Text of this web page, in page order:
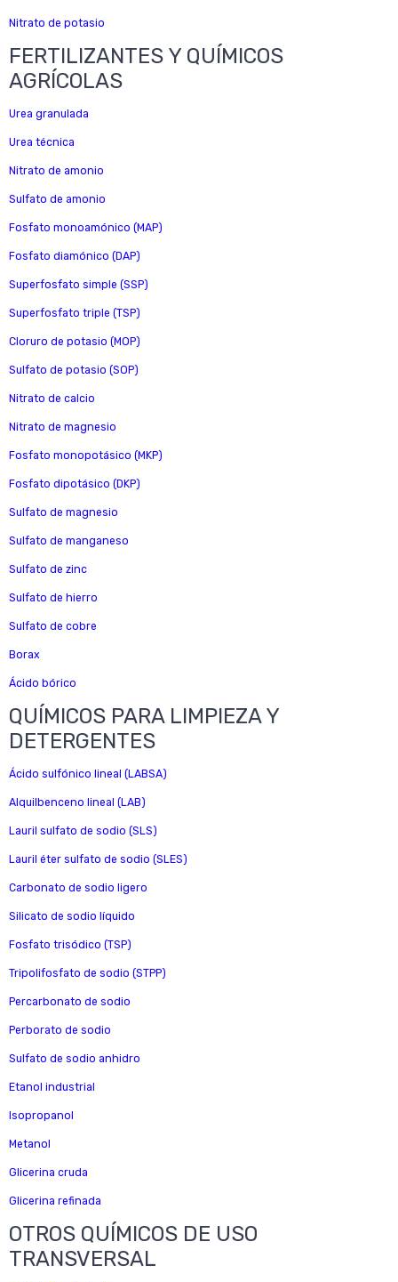
Nitrato de potasio
FERTILIZANTES Y QUÍMICOS
AGRÍCOLAS
Urea granulada
Urea técnica
Nitrato de amonio
Sulfato de amonio
Fosfato monoamónico (MAP)
Fosfato diamónico (DAP)
Superfosfato simple (SSP)
Superfosfato triple (TSP)
Cloruro de potasio (MOP)
Sulfato de potasio (SOP)
Nitrato de calcio
Nitrato de magnesio
Fosfato monopotásico (MKP)
Fosfato dipotásico (DKP)
Sulfato de magnesio
Sulfato de manganeso
Sulfato de zinc
Sulfato de hierro
Sulfato de cobre
Borax
Ácido bórico
QUÍMICOS PARA LIMPIEZA Y
DETERGENTES
Ácido sulfónico lineal (LABSA)
Alquilbenceno lineal (LAB)
Lauril sulfato de sodio (SLS)
Lauril éter sulfato de sodio (SLES)
Carbonato de sodio ligero
Silicato de sodio líquido
Fosfato trisódico (TSP)
Tripolifosfato de sodio (STPP)
Percarbonato de sodio
Perborato de sodio
Sulfato de sodio anhidro
Etanol industrial
Isopropanol
Metanol
Glicerina cruda
Glicerina refinada
OTROS QUÍMICOS DE USO
TRANSVERSAL